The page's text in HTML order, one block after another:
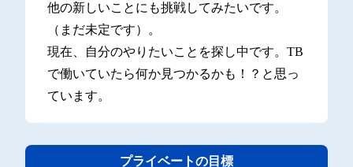
他の新しいことにも挑戦してみたいです。
（まだ未定です）。
現在、自分のやりたいことを探し中です。TB
で働いていたら何か見つかるかも！？と思っ
ています。
プライベートの目標